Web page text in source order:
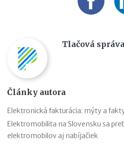
Tlačová
Články autora
Elektronická fakturácia: mýty a
Elektromobilita na Slovensku sa
elektromobilov aj nabíjačiek